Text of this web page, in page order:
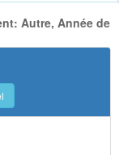
Autre, Année de